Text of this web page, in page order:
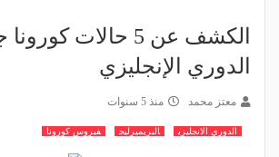
الكشف عن 5 حالات
الدوري الإنجليزي
معتز محمد منذ 5 سنوات
الدوري الانجليزي البريميرليج فيروس كورونا